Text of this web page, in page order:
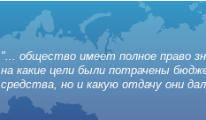
"... общество имеет полное право
на какие цели были потрачены
средства, но и какую отдачу они